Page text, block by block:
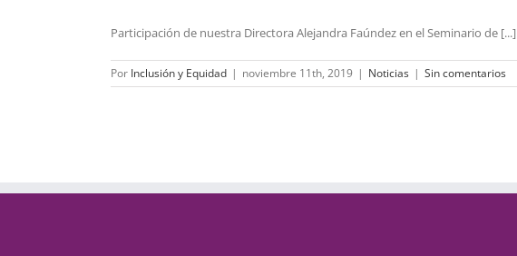
Participación de nuestra Directora Alejandra Faúndez en el Seminario de [...]
Por Inclusión y Equidad | noviembre 11th, 2019 | Noticias | Sin comentarios